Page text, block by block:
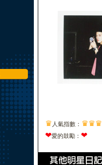
♛ 人氣指數： ♛♛♛
❤愛的鼓勵： ❤